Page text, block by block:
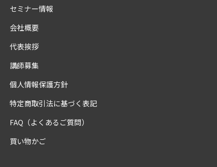
セミナー情報
会社概要
代表挨拶
講師募集
個人情報保護方針
特定商取引法に基づく表記
FAQ（よくあるご質問）
買い物かご